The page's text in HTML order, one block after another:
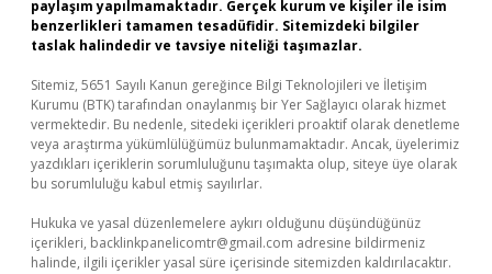
paylaşım yapılmamaktadır. Gerçek kurum ve kişiler ile isim
benzerlikleri tamamen tesadüfidir. Sitemizdeki bilgiler
taslak halindedir ve tavsiye niteliği taşımazlar.
Sitemiz, 5651 Sayılı Kanun gereğince Bilgi Teknolojileri ve İletişim
Kurumu (BTK) tarafından onaylanmış bir Yer Sağlayıcı olarak hizmet
vermektedir. Bu nedenle, sitedeki içerikleri proaktif olarak denetleme
veya araştırma yükümlülüğümüz bulunmamaktadır. Ancak, üyelerimiz
yazdıkları içeriklerin sorumluluğunu taşımakta olup, siteye üye olarak
bu sorumluluğu kabul etmiş sayılırlar.
Hukuka ve yasal düzenlemelere aykırı olduğunu düşündüğünüz
içerikleri, backlinkpanelicomtr@gmail.com adresine bildirmeniz
halinde, ilgili içerikler yasal süre içerisinde sitemizden kaldırılacaktır.